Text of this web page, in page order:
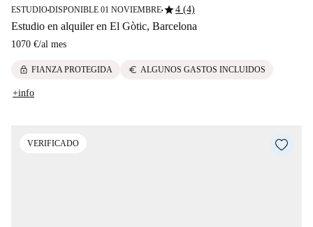
ESTUDIO■DISPONIBLE 01 NOVIEMBRE■star4 (4)
Estudio en alquiler en El Gòtic, Barcelona
1070 €/al mes
lock FIANZA PROTEGIDA euro ALGUNOS GASTOS INCLUIDOS
+info
VERIFICADO